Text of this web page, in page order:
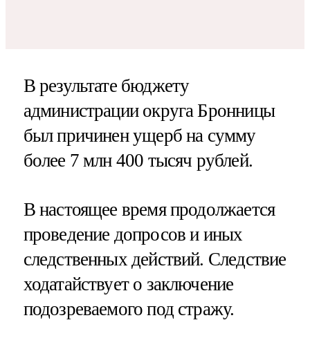
В результате бюджету
администрации округа Бронницы
был причинен ущерб на сумму
более 7 млн 400 тысяч рублей.
В настоящее время продолжается
проведение допросов и иных
следственных действий. Следствие
ходатайствует о заключение
подозреваемого под стражу.